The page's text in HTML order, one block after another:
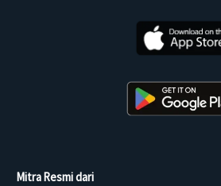
Mitra Resmi dari